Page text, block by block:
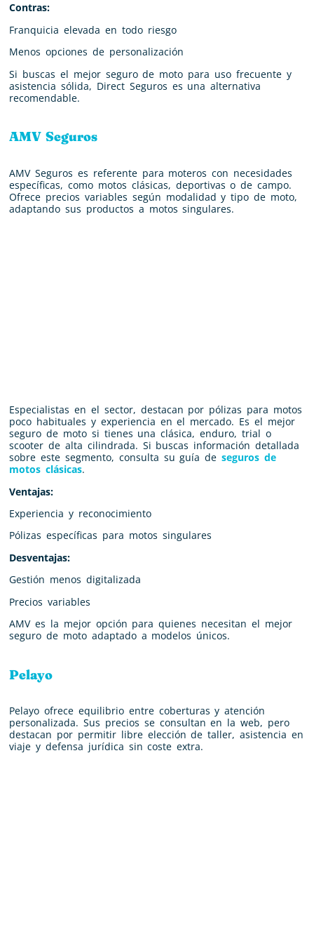
Contras:
Franquicia elevada en todo riesgo
Menos opciones de personalización
Si buscas el mejor seguro de moto para uso frecuente y
asistencia sólida, Direct Seguros es una alternativa
recomendable.
AMV Seguros
AMV Seguros es referente para moteros con necesidades
específicas, como motos clásicas, deportivas o de campo.
Ofrece precios variables según modalidad y tipo de moto,
adaptando sus productos a motos singulares.
Especialistas en el sector, destacan por pólizas para motos
poco habituales y experiencia en el mercado. Es el mejor
seguro de moto si tienes una clásica, enduro, trial o
scooter de alta cilindrada. Si buscas información detallada
sobre este segmento, consulta su guía deseguros de
motos clásicas.
Ventajas:
Experiencia y reconocimiento
Pólizas específicas para motos singulares
Desventajas:
Gestión menos digitalizada
Precios variables
AMV es la mejor opción para quienes necesitan el mejor
seguro de moto adaptado a modelos únicos.
Pelayo
Pelayo ofrece equilibrio entre coberturas y atención
personalizada. Sus precios se consultan en la web, pero
destacan por permitir libre elección de taller, asistencia en
viaje y defensa jurídica sin coste extra.